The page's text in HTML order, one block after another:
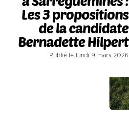
Les 3 propositions
de la candidate
Bernadette Hilpert
Publié le lundi 9 mars 2026